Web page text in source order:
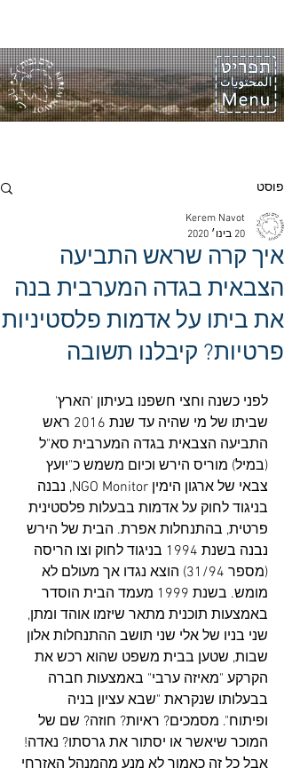
פוסט
איך קרה שראש התביעה
הצבאית בגדה המערבית בנה
את ביתו על אדמות פלסטיניות
פרטיות? קיבלנו תשובה
Kerem Navot
20 בינו׳ 2020
לפני כשנה וחצי חשפנו בעיתון 'הארץ'
שביתו של מי שהיה עד שנת 2016 ראש
התביעה הצבאית בגדה המערבית סא"ל
(במיל) מוריס הירש וכיום משמש כ"יועץ
צבאי של ארגון הימין NGO Monitor, נבנה
בניגוד לחוק על אדמות בבעלות פלסטינית
פרטית, בהתנחלות אפרת. הבית של הירש
נבנה בשנת 1994 בניגוד לחוק וצו הריסה
(מספר 31/94) הוצא נגדו אך מעולם לא
מומש. בשנת 1999 מעמד הבית הוסדר
באמצעות תוכנית מתאר שיזמו אוהד ומתן,
שני בניו של אלי שני תושב ההתנחלות אלון
שבות, שטען בבית משפט שהוא רכש את
הקרקע "מאיזה ערבי" באמצעות חברה
בבעלותו שנקראת "שבא עציון בניה
ופיתוח". מסמכים? ראיות? חוזה? שם של
המוכר שיאשר או יסתור את גרסתו? נאדה!
אבל כל זה כאמור לא מנע מהמנהל האזרחי